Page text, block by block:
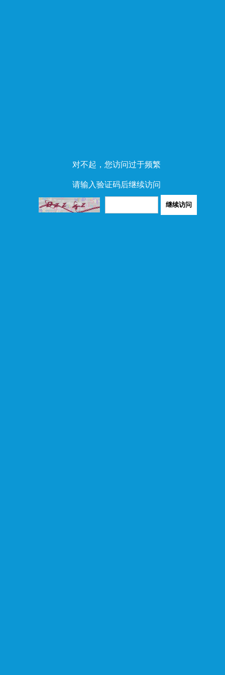
对不起，您访问过于频繁
请输入验证码后继续访问
继续访问